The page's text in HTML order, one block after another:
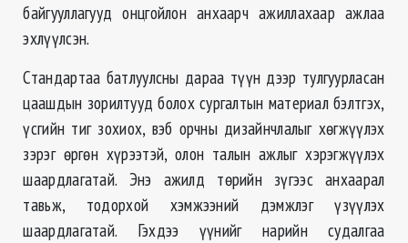
байгууллагууд онцгойлон анхаарч ажиллахаар ажлаа
эхлүүлсэн.
Стандартаа батлуулсны дараа түүн дээр тулгуурласан
цаашдын зорилтууд болох сургалтын материал бэлтгэх,
үсгийн тиг зохиох, вэб орчны дизайнчлалыг хөгжүүлэх
зэрэг өргөн хүрээтэй, олон талын ажлыг хэрэгжүүлэх
шаардлагатай. Энэ ажилд төрийн зүгээс анхаарал
тавьж, тодорхой хэмжээний дэмжлэг үзүүлэх
шаардлагатай. Гэхдээ үүнийг нарийн судалгаа